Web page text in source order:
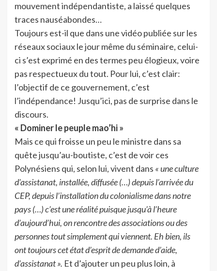
mouvement indépendantiste, a laissé quelques
traces nauséabondes…
Toujours est-il que dans une vidéo publiée sur les
réseaux sociaux le jour même du séminaire, celui-
ci s’est exprimé en des termes peu élogieux, voire
pas respectueux du tout. Pour lui, c’est clair:
l’objectif de ce gouvernement, c’est
l’indépendance! Jusqu’ici, pas de surprise dans le
discours.
« Dominer le peuple mao’hi »
Mais ce qui froisse un peu le ministre dans sa
quête jusqu’au-boutiste, c’est de voir ces
Polynésiens qui, selon lui, vivent dans « une culture
d’assistanat, installée, diffusée (…) depuis l’arrivée du
CEP, depuis l’installation du colonialisme dans notre
pays (…) c’est une réalité puisque jusqu’à l’heure
d’aujourd’hui, on rencontre des associations ou des
personnes tout simplement qui viennent. Eh bien, ils
ont toujours cet état d’esprit de demande d’aide,
d’assistanat ». Et d’ajouter un peu plus loin, à